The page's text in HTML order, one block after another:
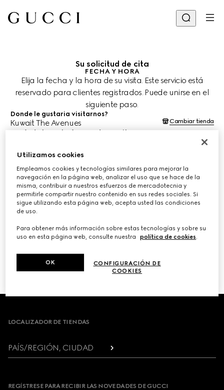
Su solicitud de cita
FECHA Y HORA
Elija la fecha y la hora de su visita. Este servicio está
reservado para clientes registrados. Puede unirse en el
siguiente paso.
Donde le gustaria visitarnos?
Kuwait The Avenues Cambiar tienda
¿Cuándo le gustaría agendar su cita?
Las fechas y horas se muestran en la hora local de la tienda (AST) y
están sujetas a la confirmación del equipo de asesoría de clientes.
ELIJA EL HORARIO*
/3
Footer
LOCALIZADOR DE TIENDAS
PAÍS/REGIÓN, CIUDAD
REGÍSTRESE PARA RECIBIR LAS NOVEDADES DE GUCCI
Utilizamos cookies
Empleamos cookies y tecnologías similares para mejorar la
navegación en la página web, analizar el uso que se hace de la
misma, contribuir a nuestros esfuerzos de mercadotecnia y
permitirle compartir nuestro contenido en sus redes sociales. Si
sigue utilizando esta página web, acepta usted las condiciones
de uso.
Para obtener más información sobre estas tecnologías y sobre su
uso en esta página web, consulte nuestra
política de cookies.
CONFIGURACIÓN DE
COOKIES
OK